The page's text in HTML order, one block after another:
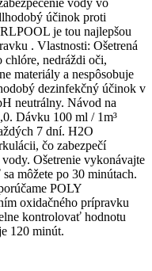
účinok proti
je tou najlepšou
. Vlastnosti: Ošetrená
nedráždi oči,
materiály a nespôsobuje
dezinfekčný účinok v
neutrálny. Návod na
Dávku 100 ml / 1m³
7 dní. H2O
čo zabezpečí
Ošetrenie vykonávajte
môžete po 30 minútach.
POLY
oxidačného prípravku
kontrolovať hodnotu
120 minút.